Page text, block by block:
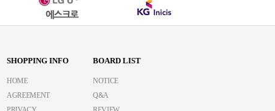
SHOPPING INFO
HOME
AGREEMENT
BOARD LIST
NOTICE
Q&A